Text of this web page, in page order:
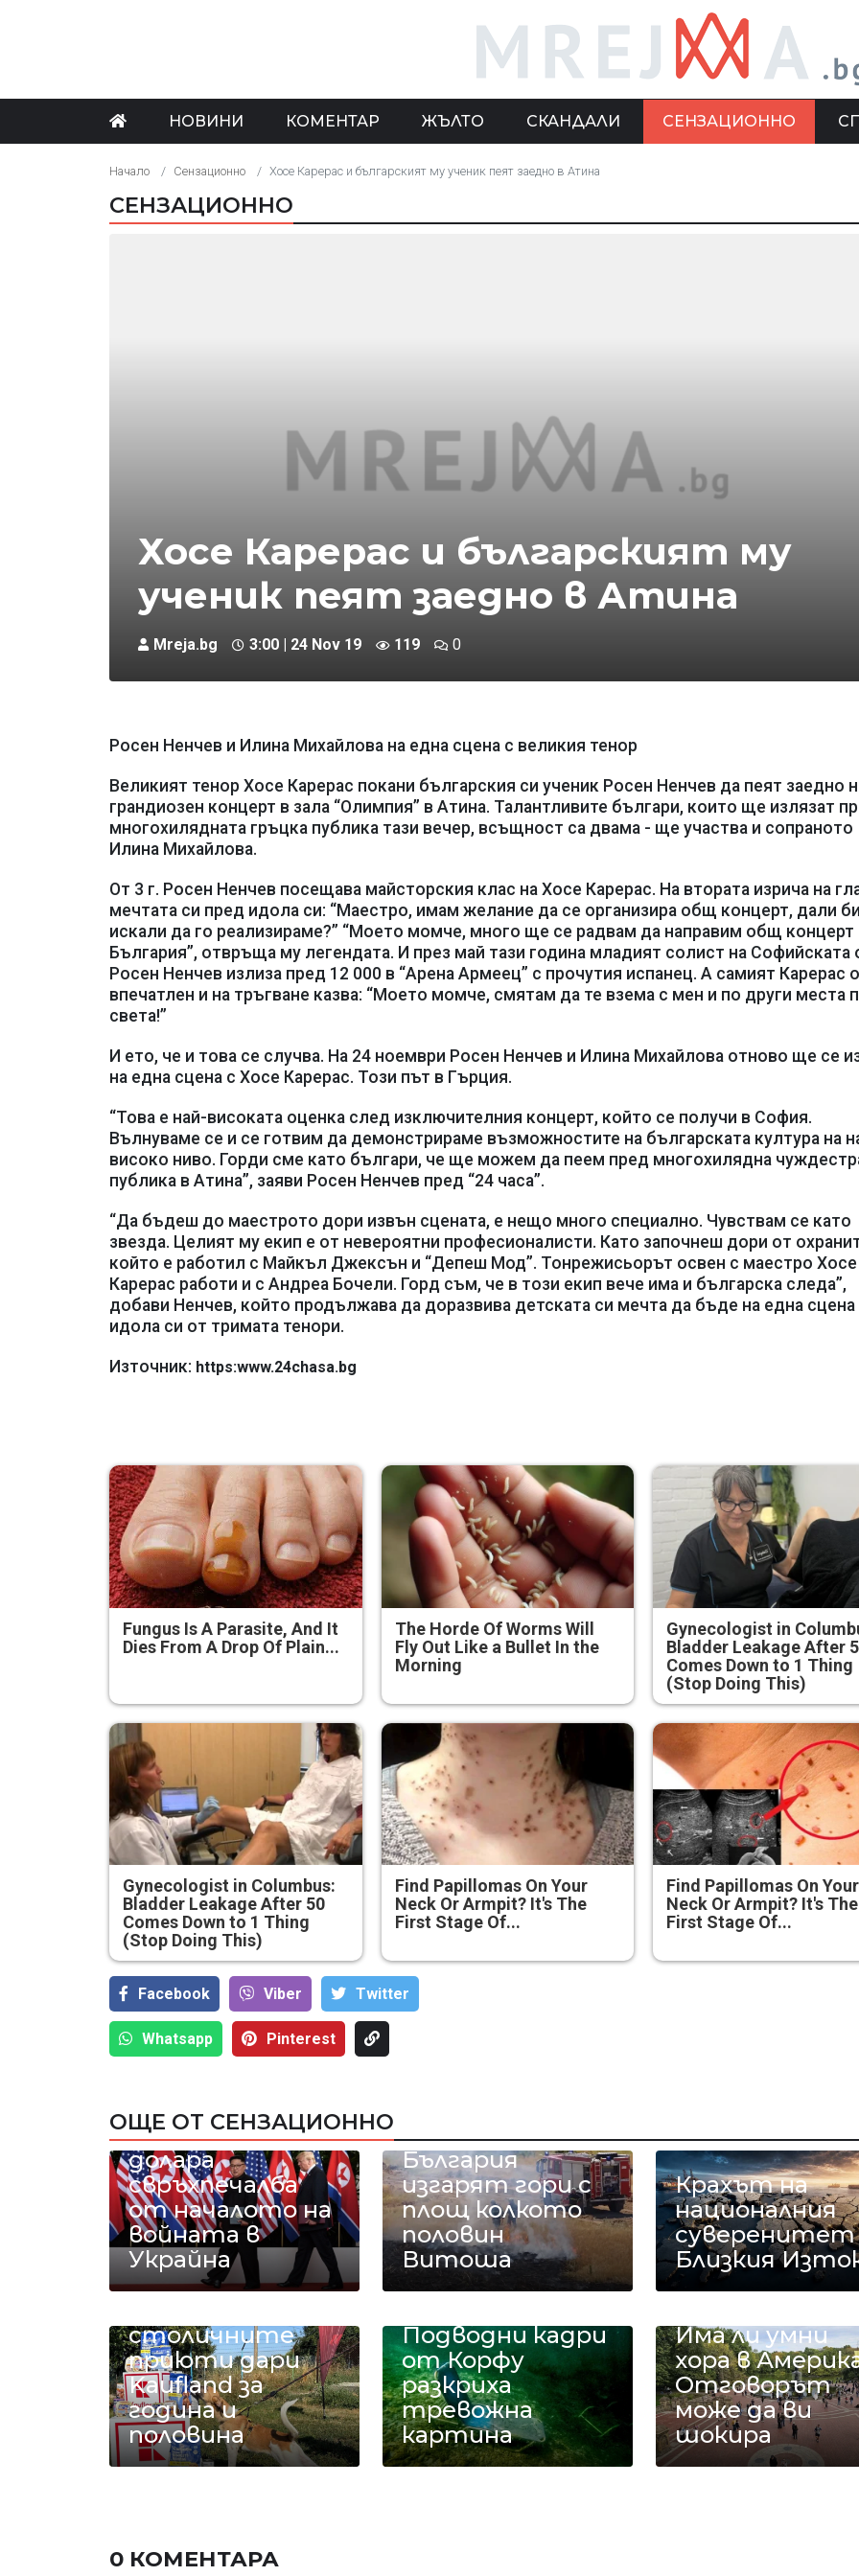
НОВИНИ КОМЕНТАР ЖЪЛТО СКАНДАЛИ СЕНЗАЦИОННО
Начало Сензационно Хосе Карерас и българският му ученик пеят заедно в Атина
СЕНЗАЦИОННО
Хосе Карерас и българският му
ученик пеят заедно в Атина
Mreja.bg 3:00 | 24 Nov 19 119 0
Росен Ненчев и Илина Михайлова на една сцена с великия тенор
Великият тенор Хосе Карерас покани българския си ученик Росен Ненчев да пеят заедно
грандиозен концерт в зала “Олимпия” в Атина. Талантливите българи, които ще излязат
многохилядната гръцка публика тази вечер, всъщност са двама - ще участва и сопраното
Илина Михайлова.
От 3 г. Росен Ненчев посещава майсторския клас на Хосе Карерас. На втората изрича на
мечтата си пред идола си: “Маестро, имам желание да се организира общ концерт, дали
искали да го реализираме?” “Моето момче, много ще се радвам да направим общ концерт
България”, отвръща му легендата. И през май тази година младият солист на Софийската
Росен Ненчев излиза пред 12 000 в “Арена Армеец” с прочутия испанец. А самият Карерас
впечатлен и на тръгване казва: “Моето момче, смятам да те взема с мен и по други места
света!”
И ето, че и това се случва. На 24 ноември Росен Ненчев и Илина Михайлова отново ще се
на една сцена с Хосе Карерас. Този път в Гърция.
“Това е най-високата оценка след изключителния концерт, който се получи в София.
Вълнуваме се и се готвим да демонстрираме възможностите на българската култура на
високо ниво. Горди сме като българи, че ще можем да пеем пред многохилядна
публика в Атина”, заяви Росен Ненчев пред “24 часа”.
“Да бъдеш до маестрото дори извън сцената, е нещо много специално. Чувствам се като
звезда. Целият му екип е от невероятни професионалисти. Като започнеш дори от
който е работил с Майкъл Джексън и “Депеш Мод”. Тонрежисьорът освен с маестро Хосе
Карерас работи и с Андреа Бочели. Горд съм, че в този екип вече има и българска следа”,
добави Ненчев, който продължава да доразвива детската си мечта да бъде на една сцена
идола си от тримата тенори.
Източник: https:www.24chasa.bg
Fungus Is A Parasite, And It
Dies From A Drop Of Plain...
The Horde Of Worms Will
Fly Out Like a Bullet In the
Morning
Gynecologist in
Bladder Leakage After
Comes Down to 1 Thing
(Stop Doing This)
Gynecologist in Columbus:
Bladder Leakage After 50
Comes Down to 1 Thing
(Stop Doing This)
Find Papillomas On Your
Neck Or Armpit? It's The
First Stage Of...
Find Papillomas On Your
Neck Or Armpit? It's The
First Stage Of...
Facebook Viber Тwitter
Whatsapp Pinterest
ОЩЕ ОТ СЕНЗАЦИОННО
получил 22
милиарда
долара
свръхпечалба
от началото на
войната в
Украйна
Всяка година в
България
изгарят гори с
площ колкото
половин
Витоша
Крахът на
националния
суверенитет
Близкия
18 тона храна за
столичните
приюти дари
Kaufland за
година и
половина
Подводни кадри
от Корфу
разкриха
тревожна
картина
Има ли умни
хора в
Отговорът
може да ви
шокира
0 КОМЕНТАРА